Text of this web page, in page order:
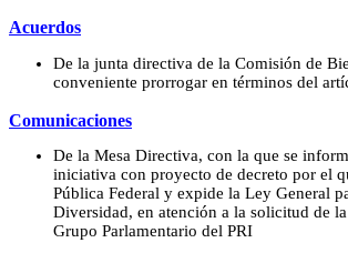
Acuerdos
De la junta directiva de la Comisión de
conveniente prorrogar en términos del
Comunicaciones
De la Mesa Directiva, con la que se
iniciativa con proyecto de decreto por el
Pública Federal y expide la Ley General
Diversidad, en atención a la solicitud de
Grupo Parlamentario del PRI